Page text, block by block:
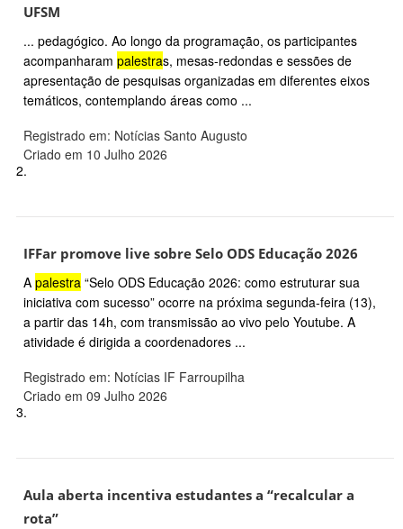
UFSM
... pedagógico. Ao longo da programação, os participantes
acompanharam palestras, mesas-redondas e sessões de
apresentação de pesquisas organizadas em diferentes eixos
temáticos, contemplando áreas como ...
Registrado em: Notícias Santo Augusto
Criado em 10 Julho 2026
2.
IFFar promove live sobre Selo ODS Educação 2026
A palestra “Selo ODS Educação 2026: como estruturar sua
iniciativa com sucesso” ocorre na próxima segunda-feira (13),
a partir das 14h, com transmissão ao vivo pelo Youtube. A
atividade é dirigida a coordenadores ...
Registrado em: Notícias IF Farroupilha
Criado em 09 Julho 2026
3.
Aula aberta incentiva estudantes a “recalcular a
rota”